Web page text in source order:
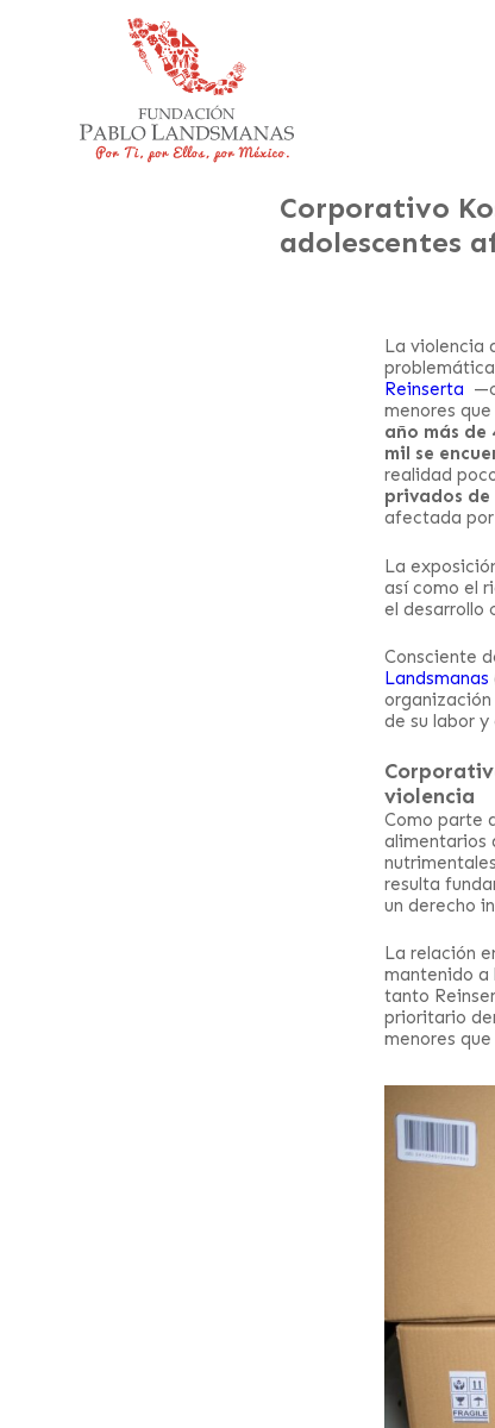
Corporativo
adolescentes
La violencia
Reinserta
menores
año más de
mil se
realidad
privados
afectada por
La
así como el
el desarrollo
Consciente
Landsmanas
de su labor
violencia
Como parte
alimentarios
resulta
un derecho
La relación
mantenido a
tanto
prioritario
menores